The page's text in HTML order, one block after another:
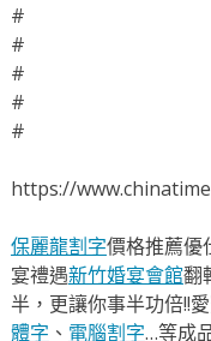
#
#
#
#
#
https://
保麗龍割字價格推薦優
宴禮遇新竹婚宴會館翻
半，更讓你事半功倍!!
體字 、 電腦割字…等成